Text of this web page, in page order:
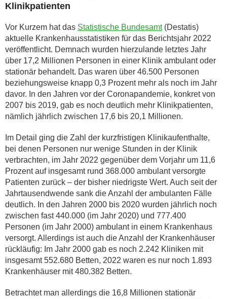
Klinikpatienten
Vor Kurzem hat das Statistische Bundesamt(Destatis)
aktuelle Krankenhausstatistiken für das Berichtsjahr 2022
veröffentlicht. Demnach wurden hierzulande letztes Jahr
über 17,2 Millionen Personen in einer Klinik ambulant oder
stationär behandelt. Das waren über 46.500 Personen
beziehungsweise knapp 0,3 Prozent mehr als noch im Jahr
davor. In den Jahren vor der Coronapandemie, konkret von
2007 bis 2019, gab es noch deutlich mehr Klinikpatienten,
nämlich jährlich zwischen 17,6 bis 20,1 Millionen.
Im Detail ging die Zahl der kurzfristigen Klinikaufenthalte,
bei denen Personen nur wenige Stunden in der Klinik
verbrachten, im Jahr 2022 gegenüber dem Vorjahr um 11,6
Prozent auf insgesamt rund 368.000 ambulant versorgte
Patienten zurück – der bisher niedrigste Wert. Auch seit der
Jahrtausendwende sank die Anzahl der ambulanten Fälle
deutlich. In den Jahren 2000 bis 2020 wurden jährlich noch
zwischen fast 440.000 (im Jahr 2020) und 777.400
Personen (im Jahr 2000) ambulant in einem Krankenhaus
versorgt. Allerdings ist auch die Anzahl der Krankenhäuser
rückläufig: Im Jahr 2000 gab es noch 2.242 Kliniken mit
insgesamt 552.680 Betten, 2022 waren es nur noch 1.893
Krankenhäuser mit 480.382 Betten.
Betrachtet man allerdings die 16,8 Millionen stationär